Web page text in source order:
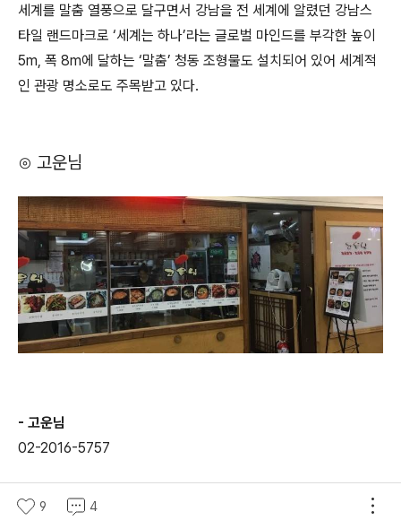
세계를 말춤 열풍으로 달구면서 강남을 전 세계에 알렸던 강남스
타일 랜드마크로 ‘세계는 하나’라는 글로벌 마인드를 부각한 높이
5m, 폭 8m에 달하는 ‘말춤’ 청동 조형물도 설치되어 있어 세계적
인 관광 명소로도 주목받고 있다.
⊙ 고운님
- 고운님
02-2016-5757
- 주소
9 4